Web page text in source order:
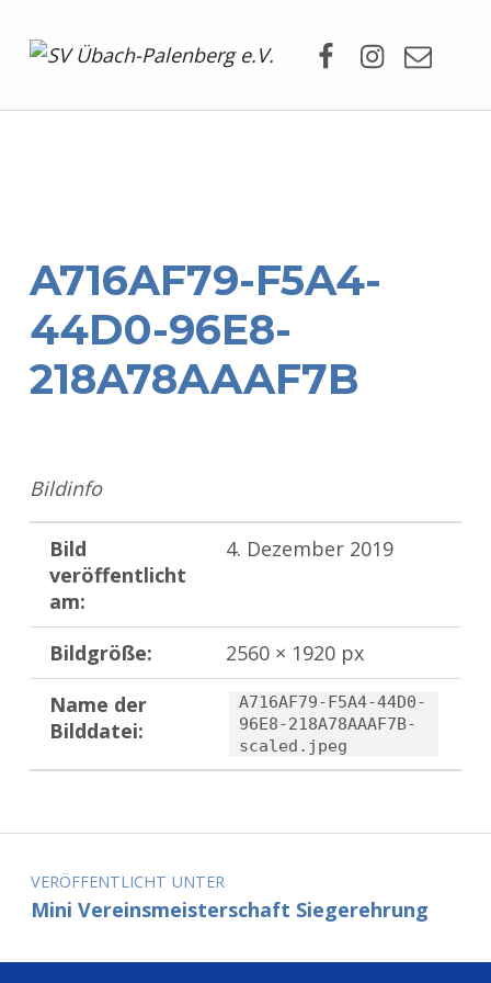
A716AF79-F5A4-
44D0-96E8-
218A78AAAF7B
Bildinfo
Bild
veröffentlicht
am:
4. Dezember 2019
Bildgröße:
2560 × 1920 px
Name der
Bilddatei:
A716AF79-F5A4-44D0-
96E8-218A78AAAF7B-
scaled.jpeg
Zurück zur Hauptnavigation springen
Beitragsnavigation
VERÖFFENTLICHT UNTER
Mini Vereinsmeisterschaft Siegerehrung